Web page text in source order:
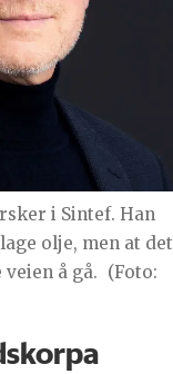
i Sintef. Han
olje, men at det
å gå. (Foto: